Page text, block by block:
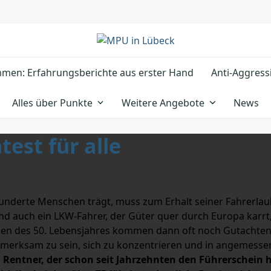
Erfahrungsberichte aus erster Hand Anti-
Alles über Punkte Weitere Angebote News
für alle
Menschen trägt, muss zum Erhalt seiner
auch ein LKW-Fahrer, der Güter quer durch Europa
des 50. Lebensjahres kommen dann oft noch
zu sein, sich zu konzentrieren und in
Rentner, der schon seit Jahrzehnten den Führerschein